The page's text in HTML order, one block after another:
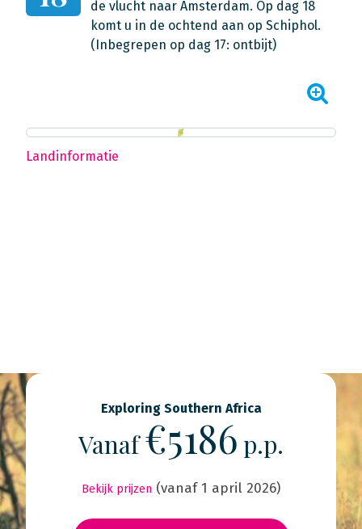
de vlucht naar Amsterdam. Op dag 18
komt u in de ochtend aan op Schiphol.
(Inbegrepen op dag 17: ontbijt)
Landinformatie
Exploring Southern Africa
Vanaf€5186 p.p.
Bekijk prijzen (vanaf 1 april 2026)